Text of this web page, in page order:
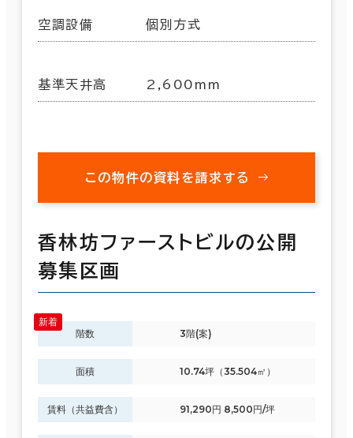
空調設備 個別方式
基準天井高 2,600mm
この物件の資料を請求する
香林坊ファーストビルの公開
募集区画
階数 3階(案)
面積 10.74坪（35.504㎡）
賃料（共益費含） 91,290円 8,500円/坪